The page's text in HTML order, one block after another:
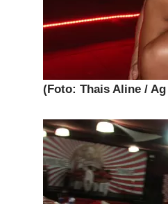
(Foto: Thais Aline /